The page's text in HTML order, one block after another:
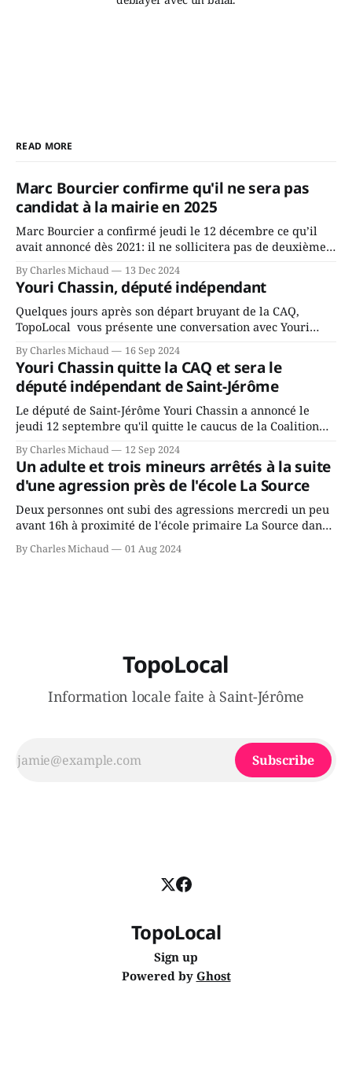
READ MORE
Marc Bourcier confirme qu'il ne sera pas
candidat à la mairie en 2025
Marc Bourcier a confirmé jeudi le 12 décembre ce qu’il
avait annoncé dès 2021: il ne sollicitera pas de deuxième
mandat à titre de maire de Saint-Jérôme. Bourcier en a
fait l’annonce en s’adressant aux employés de la ville,
rassemblés en soirée pour leur traditionnel souper
By Charles Michaud 13 Dec 2024
Youri Chassin, député indépendant
Quelques jours après son départ bruyant de la CAQ,
TopoLocal vous présente une conversation avec Youri
Chassin. Nous avons causé de sa décision. Y songeait-il
depuis longtemps? Sera-t-il candidat indépendant dans 2
ans? Joindrait-il un autre parti, par exemple les
conservateurs d’Éric Duhaime? Que lui
By Charles Michaud 16 Sep 2024
Youri Chassin quitte la CAQ et sera le
député indépendant de Saint-Jérôme
Le député de Saint-Jérôme Youri Chassin a annoncé le
jeudi 12 septembre qu'il quitte le caucus de la Coalition
Avenir Québec de François Legault parce qu'il est déçu du
gouvernement de la CAQ, surtout de son incapacité, qu'il
juge chronique, à offrir des
By Charles Michaud 12 Sep 2024
Un adulte et trois mineurs arrêtés à la suite
d'une agression près de l'école La Source
Deux personnes ont subi des agressions mercredi un peu
avant 16h à proximité de l'école primaire La Source dans
le secteur Bellefeuille de Saint-Jérôme. L'une de deux
victimes aurait été écrasée sous un véhicule et aspergée
By Charles Michaud 01 Aug 2024
TopoLocal
Information locale faite à Saint-Jérôme
Subscribe
TopoLocal
Sign up
Powered by Ghost